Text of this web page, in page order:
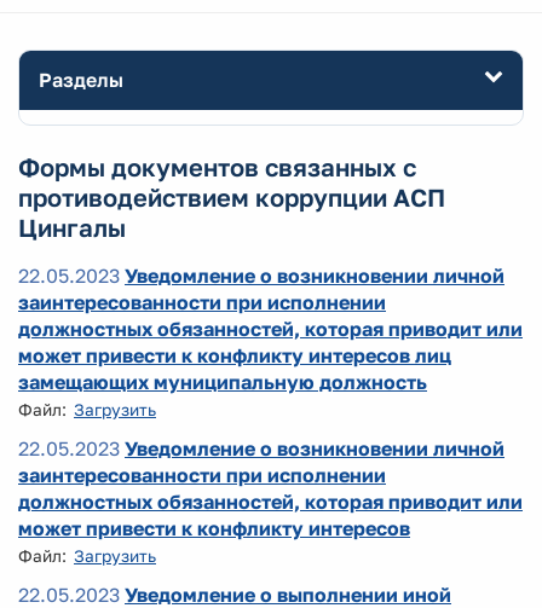
Разделы
Формы документов связанных с
противодействием коррупции АСП
Цингалы
22.05.2023 Уведомление о возникновении личной
заинтересованности при исполнении
должностных обязанностей, которая приводит или
может привести к конфликту интересов лиц
замещающих муниципальную должность
Файл: Загрузить
22.05.2023 Уведомление о возникновении личной
заинтересованности при исполнении
должностных обязанностей, которая приводит или
может привести к конфликту интересов
Файл: Загрузить
22.05.2023 Уведомление о выполнении иной